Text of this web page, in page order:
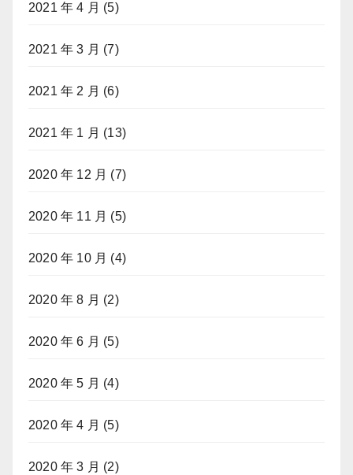
2021 年 4 月 (5)
2021 年 3 月 (7)
2021 年 2 月 (6)
2021 年 1 月 (13)
2020 年 12 月 (7)
2020 年 11 月 (5)
2020 年 10 月 (4)
2020 年 8 月 (2)
2020 年 6 月 (5)
2020 年 5 月 (4)
2020 年 4 月 (5)
2020 年 3 月 (2)